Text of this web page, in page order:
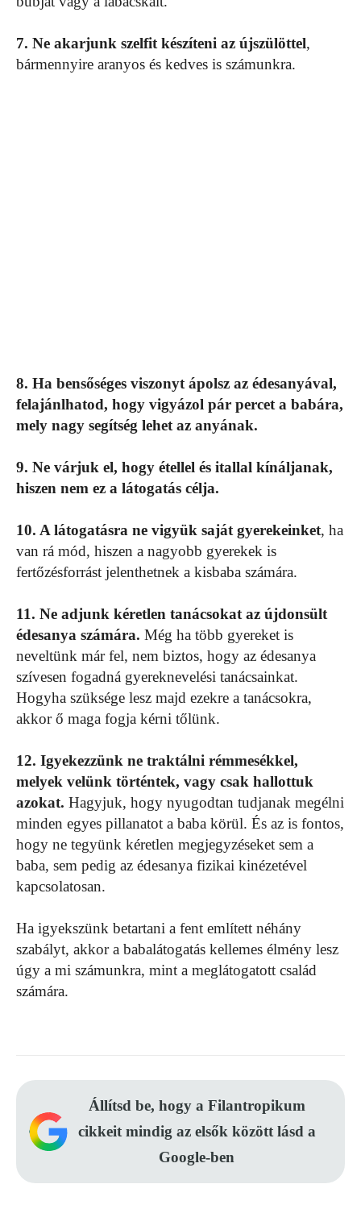
7. Ne akarjunk szelfit készíteni az újszülöttel,
bármennyire aranyos és kedves is számunkra.
8. Ha bensőséges viszonyt ápolsz az édesanyával,
felajánlhatod, hogy vigyázol pár percet a babára,
mely nagy segítség lehet az anyának.
9. Ne várjuk el, hogy étellel és itallal kínáljanak,
hiszen nem ez a látogatás célja.
10. A látogatásra ne vigyük saját gyerekeinket, ha
van rá mód, hiszen a nagyobb gyerekek is
fertőzésforrást jelenthetnek a kisbaba számára.
11. Ne adjunk kéretlen tanácsokat az újdonsült
édesanya számára. Még ha több gyereket is
neveltünk már fel, nem biztos, hogy az édesanya
szívesen fogadná gyereknevelési tanácsainkat.
Hogyha szüksége lesz majd ezekre a tanácsokra,
akkor ő maga fogja kérni tőlünk.
12. Igyekezzünk ne traktálni rémmesékkel,
melyek velünk történtek, vagy csak hallottuk
azokat. Hagyjuk, hogy nyugodtan tudjanak megélni
minden egyes pillanatot a baba körül. És az is fontos,
hogy ne tegyünk kéretlen megjegyzéseket sem a
baba, sem pedig az édesanya fizikai kinézetével
kapcsolatosan.
Ha igyekszünk betartani a fent említett néhány
szabályt, akkor a babalátogatás kellemes élmény lesz
úgy a mi számunkra, mint a meglátogatott család
számára.
Állítsd be, hogy a Filantropikum
cikkeit mindig az elsők között lásd a
Google-ben